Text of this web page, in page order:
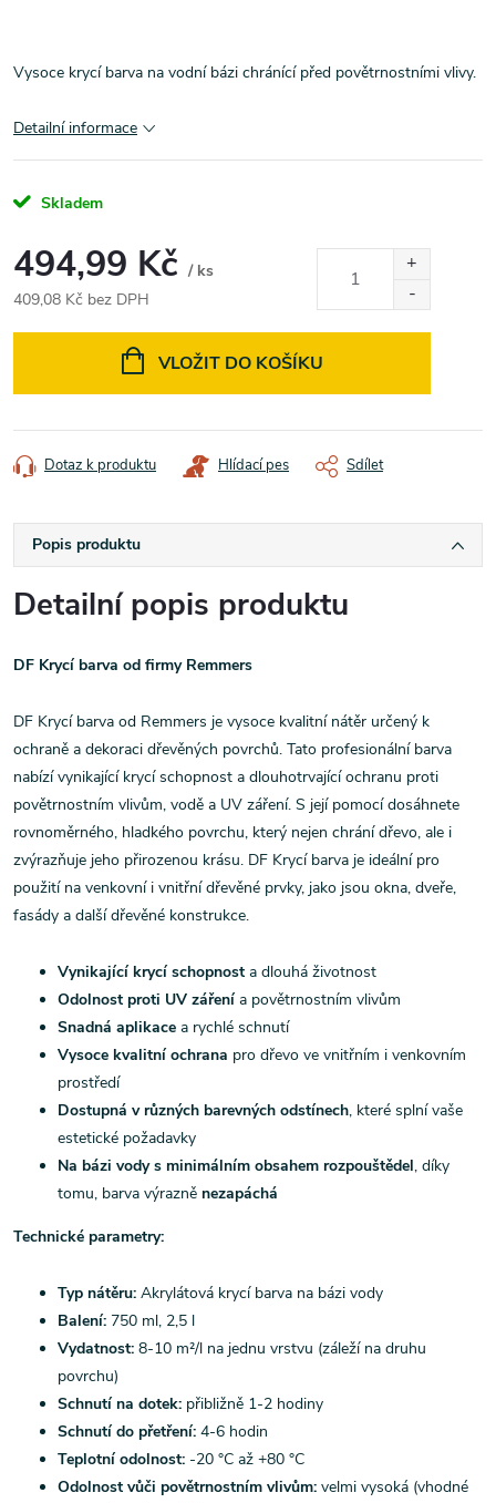
Vysoce krycí barva na vodní bázi chránící před povětrnostními vlivy.
Detailní informace
Skladem
494,99 Kč / ks
409,08 Kč bez DPH
VLOŽIT DO KOŠÍKU
Dotaz k produktu Hlídací pes Sdílet
Popis produktu
Detailní popis produktu
DF Krycí barva od firmy Remmers
DF Krycí barva od Remmers je vysoce kvalitní nátěr určený k
ochraně a dekoraci dřevěných povrchů. Tato profesionální barva
nabízí vynikající krycí schopnost a dlouhotrvající ochranu proti
povětrnostním vlivům, vodě a UV záření. S její pomocí dosáhnete
rovnoměrného, hladkého povrchu, který nejen chrání dřevo, ale i
zvýrazňuje jeho přirozenou krásu. DF Krycí barva je ideální pro
použití na venkovní i vnitřní dřevěné prvky, jako jsou okna, dveře,
fasády a další dřevěné konstrukce.
Vynikající krycí schopnost a dlouhá životnost
Odolnost proti UV záření a povětrnostním vlivům
Snadná aplikace a rychlé schnutí
Vysoce kvalitní ochrana pro dřevo ve vnitřním i venkovním
prostředí
Dostupná v různých barevných odstínech, které splní vaše
estetické požadavky
Na bázi vody s minimálním obsahem rozpouštědel, díky
tomu, barva výrazně nezapáchá
Technické parametry:
Typ nátěru: Akrylátová krycí barva na bázi vody
Balení: 750 ml, 2,5 l
Vydatnost: 8-10 m²/l na jednu vrstvu (záleží na druhu
povrchu)
Schnutí na dotek: přibližně 1-2 hodiny
Schnutí do přetření: 4-6 hodin
Teplotní odolnost: -20 °C až +80 °C
Odolnost vůči povětrnostním vlivům: velmi vysoká (vhodné